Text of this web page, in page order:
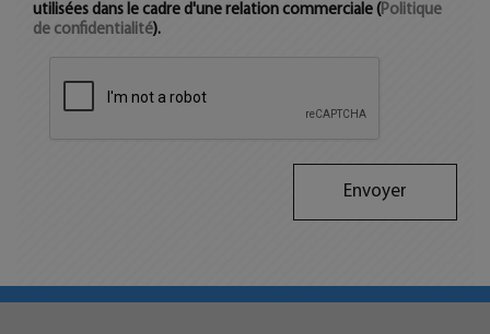
utilisées dans le cadre d'une relation commerciale (Politique
de confidentialité).